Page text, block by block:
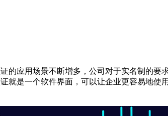
应用场景不断增多，公司对于实名制的要
是一个软件界面，可以让企业更容易地使